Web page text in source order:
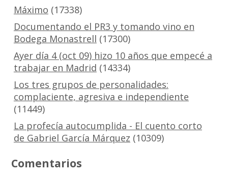
Máximo (17338)
Documentando el PR3 y tomando vino en
Bodega Monastrell (17300)
Ayer día 4 (oct 09) hizo 10 años que empecé a
trabajar en Madrid (14334)
Los tres grupos de personalidades:
complaciente, agresiva e independiente
(11449)
La profecía autocumplida - El cuento corto
de Gabriel García Márquez (10309)
Comentarios